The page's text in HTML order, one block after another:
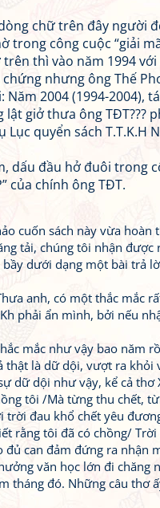
chữ trên đây người
trong công cuộc “giải
trên thì vào năm 1994
nhưng ông Thế
Năm 2004 (1994-2004),
lật giở thưa ông TĐT???
quyển sách T.T.K.H
dấu đầu hở đuôi trong
của chính ông TĐT.
cuốn sách này vừa
tải, chúng tôi nhận
dưới dạng một bài trả
anh, có một thắc mắc
phải ẩn mình, bởi nếu
mắc như vậy bao năm
thật là dữ dội, vượt ra khỏi
dữ dội như vậy, kể cả thơ
tôi /Mà từng thu chết,
trời đau khổ chết yêu
rằng tôi đã có chồng/
đủ can đảm đứng ra nhận
văn học lớn đi chăng
tháng đó. Những câu thơ